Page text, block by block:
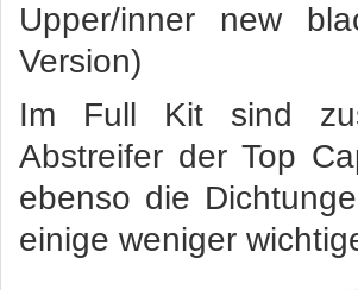
Upper/inner new
Version)
Im Full Kit sind
Abstreifer der Top
ebenso die
einige weniger